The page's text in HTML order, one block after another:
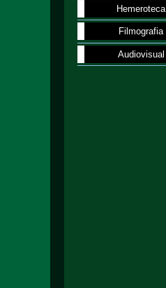
Hemeroteca
Filmografia
Audiovisual